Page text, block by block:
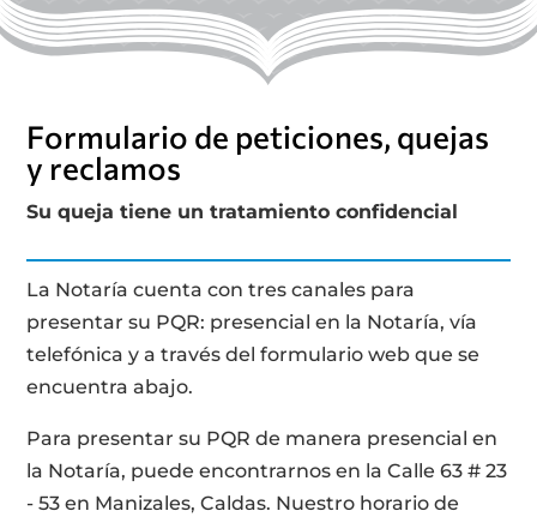
Formulario de peticiones, quejas
y reclamos
Su queja tiene un tratamiento confidencial
La Notaría cuenta con tres canales para
presentar su PQR: presencial en la Notaría, vía
telefónica y a través del formulario web que se
encuentra abajo.
Para presentar su PQR de manera presencial en
la Notaría, puede encontrarnos en la Calle 63 # 23
- 53 en Manizales, Caldas. Nuestro horario de